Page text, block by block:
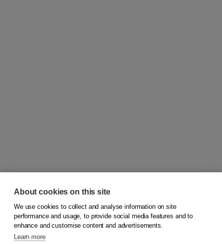
© 2026Koninklijke Boom uitgevers
About cookies on this site
We use cookies to collect and analyse information on site
performance and usage, to provide social media features and to
enhance and customise content and advertisements.
Learn more